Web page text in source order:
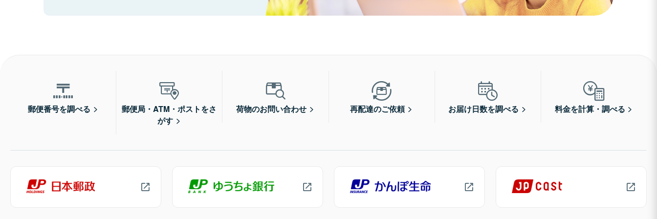
郵便番号を調べる
郵便局・ATM・ポストをさ
がす
荷物のお問い合わせ 再配達のご依頼 お届け日数を調べる 料金を計算・調べる